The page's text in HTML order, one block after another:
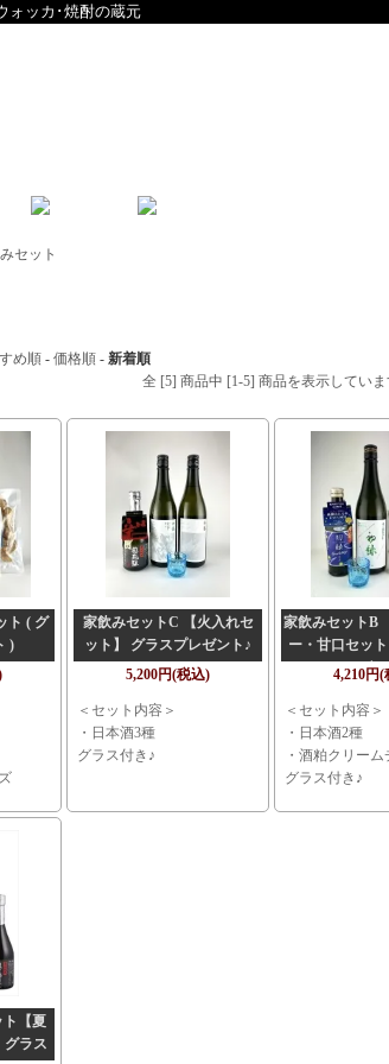
ッカ･焼酎の蔵元
セット
め順 - 価格順 - 新着順
全 [5] 商品中 [1-5] 商品を表示してい
ト ( グ
)
家飲みセットC 【火入れセ
ット】 グラスプレゼント♪
5,200円(税込)
＜セット内容＞
・日本酒3種
グラス付き♪
家飲みセットB
ー・甘口セッ
レゼン
4,210円(
＜セット内容＞
・日本酒2種
・酒粕クリー
グラス付き♪
ト【夏
グラス